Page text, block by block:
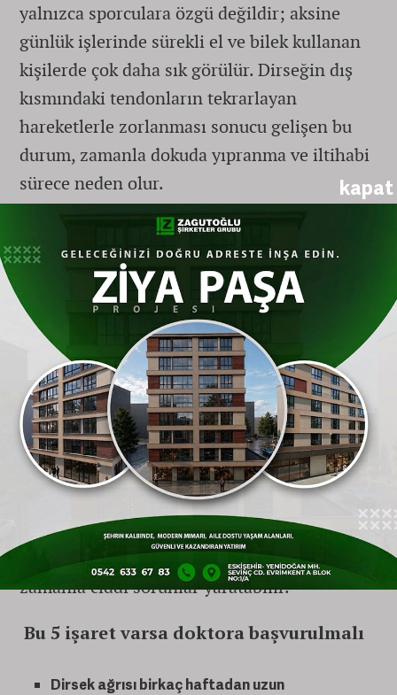
kapat
yalnızca sporculara özgü değildir; aksine
günlük işlerinde sürekli el ve bilek kullanan
kişilerde çok daha sık görülür. Dirseğin dış
kısmındaki tendonların tekrarlayan
hareketlerle zorlanması sonucu gelişen bu
durum, zamanla dokuda yıpranma ve iltihabi
sürece neden olur.
Masum sandığınız ağrı ciddi sorunlara
yol açabilir
Hastalar genellikle dirseğin dış kısmında
hassasiyet, basit hareketlerde ağrı ve elde
güç kaybı tarif eder. İlerleyen durumlarda
günlük yaşam aktiviteleri belirgin şekilde
zorlaşabilir. Uzun saatler bilgisayar
kullananlar, el işiyle uğraşan meslek grupları,
sürekli kavrama hareketi yapan kişiler, raket
sporlarıyla ilgilenenler bu sorunla en sık
karşılaşabilen kişilerdir. Yorgunluk gibi geçici
ve masum sandığınız dirsek ağrılarınız
zamanla ciddi sorunlar yaratabilir.
Bu 5 işaret varsa doktora başvurulmalı
Dirsek ağrısı birkaç haftadan uzun